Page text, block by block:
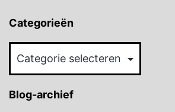
Categorieën
Blog-archief